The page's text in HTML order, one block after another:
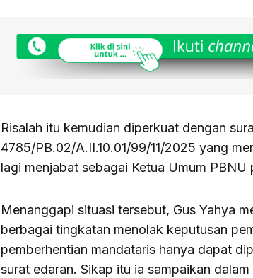
Risalah itu kemudian diperkuat dengan
4785/PB.02/A.II.10.01/99/11/2025 yang
lagi menjabat sebagai Ketua Umum
Menanggapi situasi tersebut, Gus Yahya
berbagai tingkatan menolak keputusan
pemberhentian mandataris hanya dapat
surat edaran. Sikap itu ia sampaikan